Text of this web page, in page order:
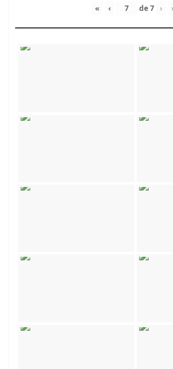
« ‹ de7 ›